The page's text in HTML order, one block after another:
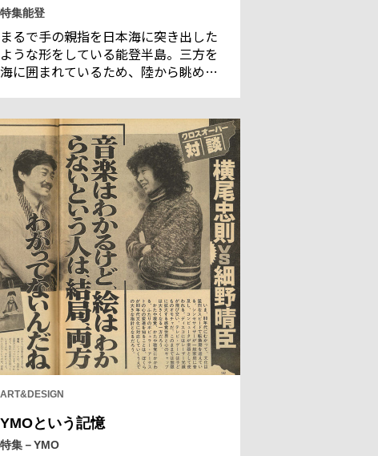
特集能登
まるで手の親指を日本海に突き出した
ような形をしている能登半島。三方を
海に囲まれているため、陸から眺める
く、実に能登らしい。豊かな自然、独
自の風土や文化が色濃く残るこの地
を、元日に大地震が襲った。これまで
に本誌が取材した記憶に残る風景を紹
介したい。
ART&DESIGN
YMOという記憶
特集－YMO